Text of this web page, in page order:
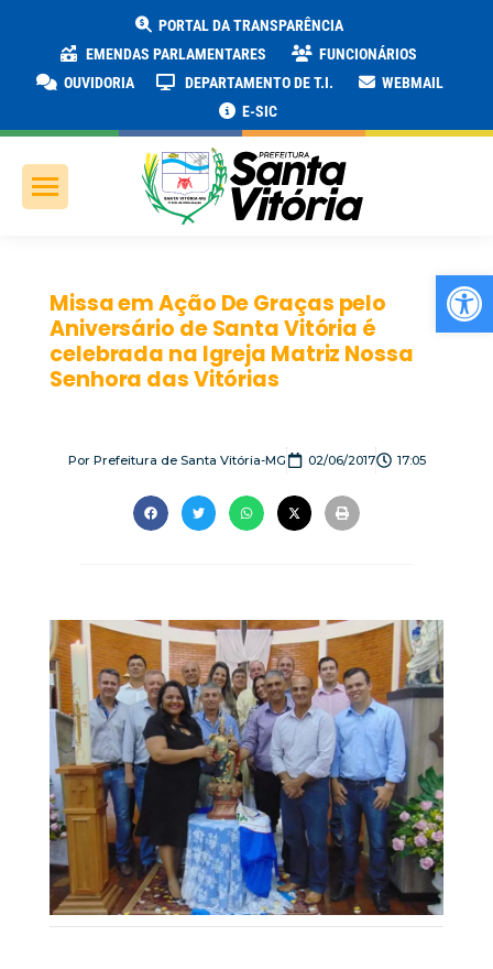
PORTAL DA TRANSPARÊNCIA
EMENDAS PARLAMENTARES
FUNCIONÁRIOS
OUVIDORIA
DEPARTAMENTO DE T.I.
WEBMAIL
E-SIC
Missa em Ação De Graças pelo
Aniversário de Santa Vitória é
celebrada na Igreja Matriz Nossa
Senhora das Vitórias
PorPrefeitura de Santa Vitória-MG 02/06/2017 17:05